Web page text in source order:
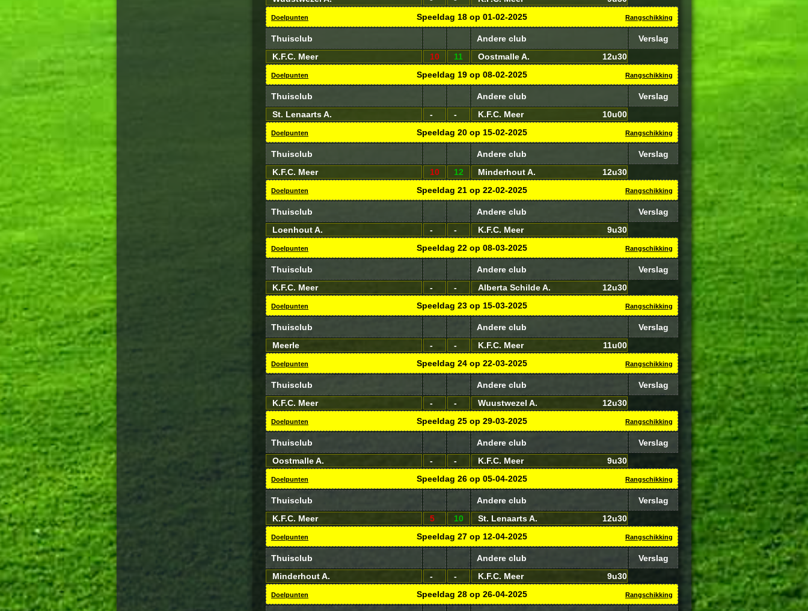
Doelpunten Speeldag 18 op 01-02-2025 Rangschikking
Thuisclub Andere club
Verslag
K.F.C. Meer
10 11 Oostmalle A. 12u30
Doelpunten Speeldag 19 op 08-02-2025 Rangschikking
Thuisclub Andere club
Verslag
St. Lenaarts A.
- - K.F.C. Meer 10u00
Doelpunten Speeldag 20 op 15-02-2025 Rangschikking
Thuisclub Andere club
Verslag
K.F.C. Meer
10 12 Minderhout A. 12u30
Doelpunten Speeldag 21 op 22-02-2025 Rangschikking
Thuisclub Andere club
Verslag
Loenhout A.
- - K.F.C. Meer 9u30
Doelpunten Speeldag 22 op 08-03-2025 Rangschikking
Thuisclub Andere club
Verslag
K.F.C. Meer
- - Alberta Schilde A. 12u30
Doelpunten Speeldag 23 op 15-03-2025 Rangschikking
Thuisclub Andere club
Verslag
Meerle
- - K.F.C. Meer 11u00
Doelpunten Speeldag 24 op 22-03-2025 Rangschikking
Thuisclub Andere club
Verslag
K.F.C. Meer
- - Wuustwezel A. 12u30
Doelpunten Speeldag 25 op 29-03-2025 Rangschikking
Thuisclub Andere club
Verslag
Oostmalle A.
- - K.F.C. Meer 9u30
Doelpunten Speeldag 26 op 05-04-2025 Rangschikking
Thuisclub Andere club
Verslag
K.F.C. Meer
5 10 St. Lenaarts A. 12u30
Doelpunten Speeldag 27 op 12-04-2025 Rangschikking
Thuisclub Andere club
Verslag
Minderhout A.
- - K.F.C. Meer 9u30
Doelpunten Speeldag 28 op 26-04-2025 Rangschikking